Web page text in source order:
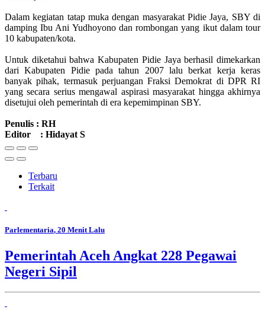
Dalam kegiatan tatap muka dengan masyarakat Pidie Jaya, SBY di
damping Ibu Ani Yudhoyono dan rombongan yang ikut dalam tour
10 kabupaten/kota.
Untuk diketahui bahwa Kabupaten Pidie Jaya berhasil dimekarkan
dari Kabupaten Pidie pada tahun 2007 lalu berkat kerja keras
banyak pihak, termasuk perjuangan Fraksi Demokrat di DPR RI
yang secara serius mengawal aspirasi masyarakat hingga akhirnya
disetujui oleh pemerintah di era kepemimpinan SBY.
Penulis : RH
Editor : Hidayat S
Terbaru
Terkait
Parlementaria, 20 Menit Lalu
Pemerintah Aceh Angkat 228 Pegawai
Negeri Sipil